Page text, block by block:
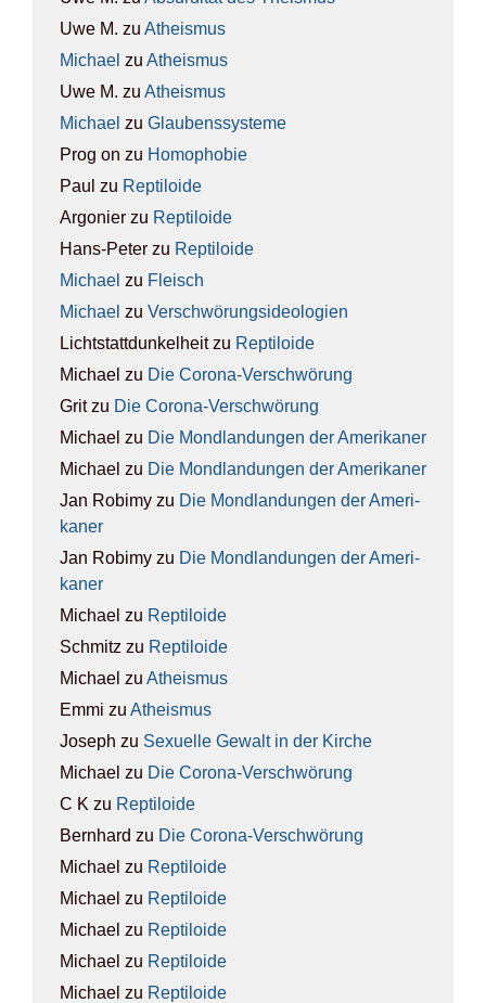
Uwe M. zu Athe­is­mus
Michael zu Athe­is­mus
Uwe M. zu Athe­is­mus
Michael zu Glau­bens­sys­te­me
Prog on zu Homo­pho­bie
Paul zu Rep­ti­lo­ide
Argonier zu Rep­ti­lo­ide
Hans-Peter zu Rep­ti­lo­ide
Michael zu Fleisch
Michael zu Ver­schwö­rungs­ideo­lo­gien
Lichtstattdunkelheitzu Rep­ti­lo­ide
Michael zu Die Coro­na-Ver­schwö­rung
Gritzu Die Coro­na-Ver­schwö­rung
Michael zu Die Mond­lan­dun­gen der Ame­ri­ka­ner
Michael zu Die Mond­lan­dun­gen der Ame­ri­ka­ner
Jan Robimy zu Die Mond­lan­dun­gen der Ame­ri­
ka­ner
Jan Robimy zu Die Mond­lan­dun­gen der Ame­ri­
ka­ner
Michael zu Rep­ti­lo­ide
Schmitz zu Rep­ti­lo­ide
Michael zu Athe­is­mus
Emmi zu Athe­is­mus
Joseph zu Sexu­el­le Gewalt in der Kir­che
Michael zu Die Coro­na-Ver­schwö­rung
C K zu Rep­ti­lo­ide
Bernhard zu Die Coro­na-Ver­schwö­rung
Michael zu Rep­ti­lo­ide
Michael zu Rep­ti­lo­ide
Michael zu Rep­ti­lo­ide
Michael zu Rep­ti­lo­ide
Michael zu Rep­ti­lo­ide